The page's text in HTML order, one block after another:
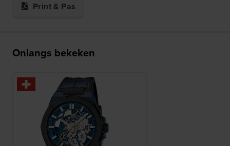
Print & Pas
Onlangs bekeken